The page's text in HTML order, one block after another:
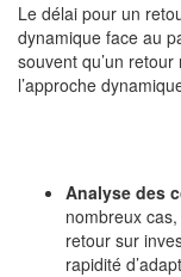
Le délai pour un
dynamique face au
souvent qu’un
l’approche
Analyse des
nombreux
retour sur
rapidité